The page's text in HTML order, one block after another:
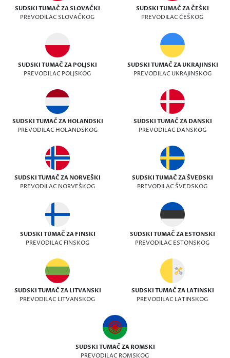
SUDSKI TUMAČ ZA SLOVAČKI
PREVODILAC SLOVAČKOG
SUDSKI TUMAČ ZA ČEŠKI
PREVODILAC ČEŠKOG
SUDSKI TUMAČ ZA POLJSKI
PREVODILAC POLJSKOG
SUDSKI TUMAČ ZA UKRAJINSKI
PREVODILAC UKRAJINSKOG
SUDSKI TUMAČ ZA HOLANDSKI
PREVODILAC HOLANDSKOG
SUDSKI TUMAČ ZA DANSKI
PREVODILAC DANSKOG
SUDSKI TUMAČ ZA NORVEŠKI
PREVODILAC NORVEŠKOG
SUDSKI TUMAČ ZA ŠVEDSKI
PREVODILAC ŠVEDSKOG
SUDSKI TUMAČ ZA FINSKI
PREVODILAC FINSKOG
SUDSKI TUMAČ ZA ESTONSKI
PREVODILAC ESTONSKOG
SUDSKI TUMAČ ZA LITVANSKI
PREVODILAC LITVANSKOG
SUDSKI TUMAČ ZA LATINSKI
PREVODILAC LATINSKOG
SUDSKI TUMAČ ZA ROMSKI
PREVODILAC ROMSKOG